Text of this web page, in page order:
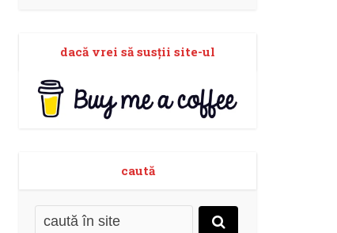
dacă vrei să susţii site-ul
caută